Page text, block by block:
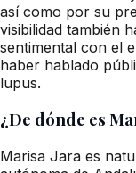
así como por su
visibilidad también
sentimental con el
haber hablado
lupus.
¿De dónde es
Marisa Jara es